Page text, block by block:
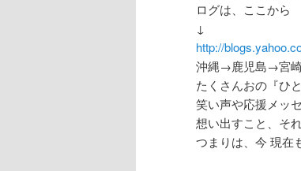
ログは、ここから
↓
http://
沖縄→鹿児島→宮
たくさんおの『ひ
笑い声や応援メッ
想い出すこと、そ
つまりは、今 現在